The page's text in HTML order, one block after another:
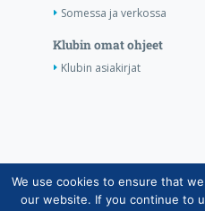
Somessa ja verkossa
Klubin omat ohjeet
Klubin asiakirjat
Copyright © Suomen
Jäsentietojärjestelmän
We use cookies to ensure that
our website. If you continue to